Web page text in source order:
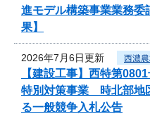
進モデル構築事業業務委
果】
2026年7月6日更新 西濃
【建設工事】西特第
特別対策事業 時北部地
る一般競争入札公告